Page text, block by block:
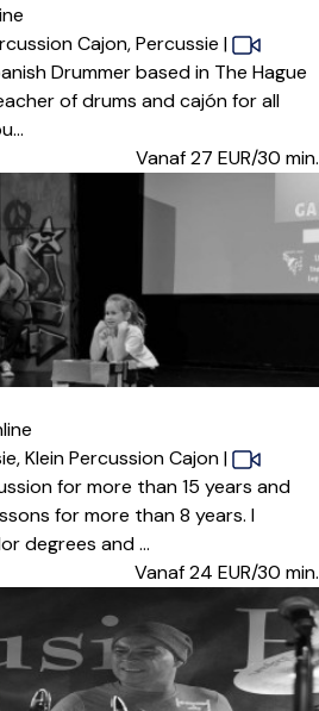
Cajon,Percussie |
Drummer based in The Hague
of drums and cajón for all
Vanaf 27 EUR/30 min.
Klein Percussion Cajon|
for more than 15 years and
for more than 8 years. I
degrees and ...
Vanaf 24 EUR/30 min.